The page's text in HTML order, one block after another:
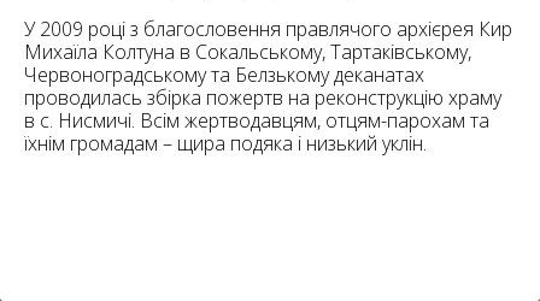
У 2009 році з благословення правлячого архієрея Кир
Михаїла Колтуна в Сокальському, Тартаківському,
Червоноградському та Белзькому деканатах
проводилась збірка пожертв на реконструкцію храму
в с. Нисмичі. Всім жертводавцям, отцям-парохам та
їхнім громадам – щира подяка і низький уклін.